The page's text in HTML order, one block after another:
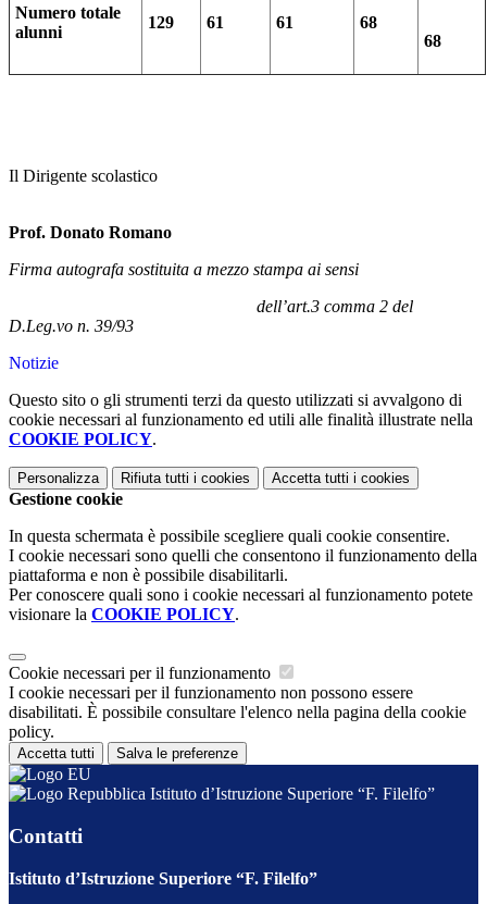
Numero totale
alunni
129 61 61
68
68
Il Dirigente scolastico
Prof. Donato Romano
Firma autografa sostituita a mezzo stampa ai sensi
dell’art.3 comma 2 del
D.Leg.vo n. 39/93
Notizie
Questo sito o gli strumenti terzi da questo utilizzati si avvalgono di
cookie necessari al funzionamento ed utili alle finalità illustrate nella
COOKIE POLICY.
Personalizza Rifiuta tutti i cookies Accetta tutti i cookies
Gestione cookie
In questa schermata è possibile scegliere quali cookie consentire.
I cookie necessari sono quelli che consentono il funzionamento della
piattaforma e non è possibile disabilitarli.
Per conoscere quali sono i cookie necessari al funzionamento potete
visionare la COOKIE POLICY.
Cookie necessari per il funzionamento
I cookie necessari per il funzionamento non possono essere
disabilitati. È possibile consultare l'elenco nella pagina della cookie
policy.
Accetta tutti Salva le preferenze
Istituto d’Istruzione Superiore “F. Filelfo”
Contatti
Istituto d’Istruzione Superiore “F. Filelfo”